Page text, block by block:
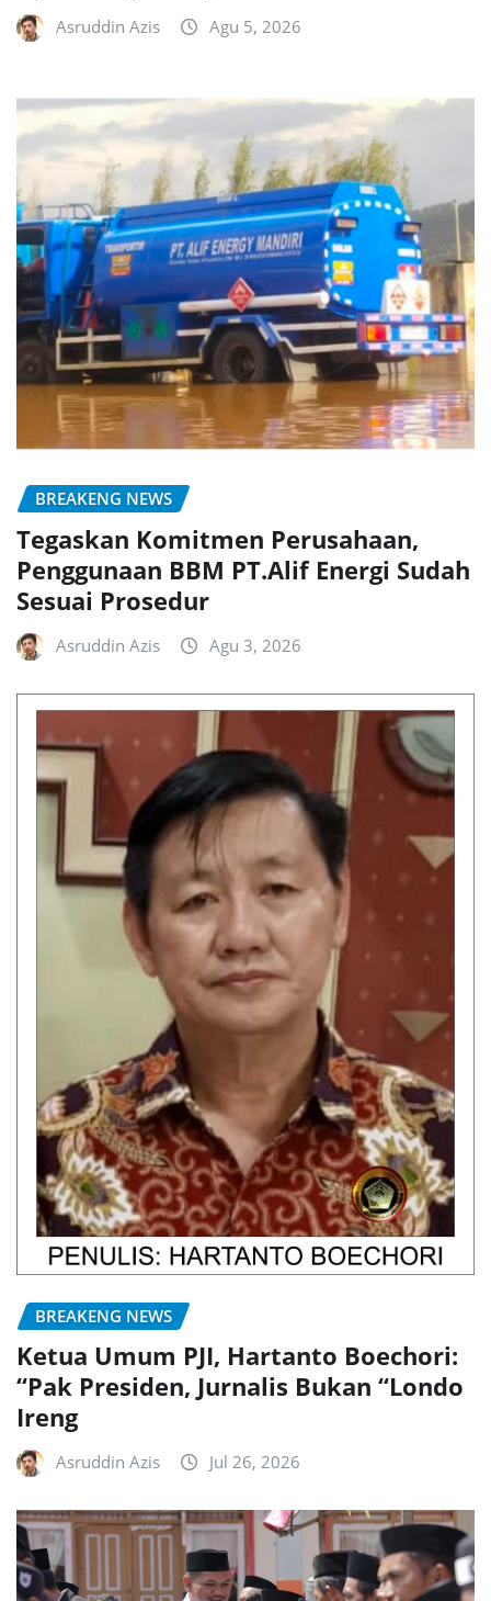
Asruddin Azis Agu 5, 2026
BREAKENG NEWS
Tegaskan Komitmen Perusahaan,
Penggunaan BBM PT.Alif Energi Sudah
Sesuai Prosedur
Asruddin Azis Agu 3, 2026
BREAKENG NEWS
Ketua Umum PJI, Hartanto Boechori:
“Pak Presiden, Jurnalis Bukan “Londo
Ireng
Asruddin Azis Jul 26, 2026